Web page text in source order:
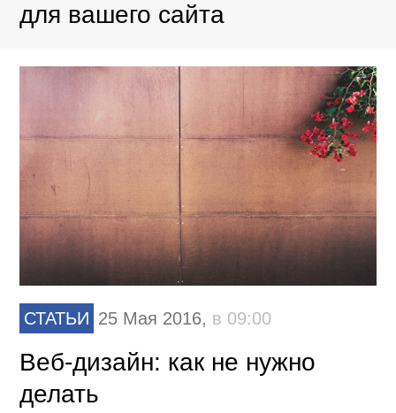
для вашего сайта
СТАТЬИ 25 Мая 2016, в 09:00
Веб-дизайн: как не нужно
делать